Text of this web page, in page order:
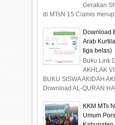
Gerakan
di MTsN 15 Ciamis
Download
Arab
tiga belas)
Buku Link
AKHLAK
BUKU SISWA AKIDAH
Download AL-QURAN
KKM MTs
Umum